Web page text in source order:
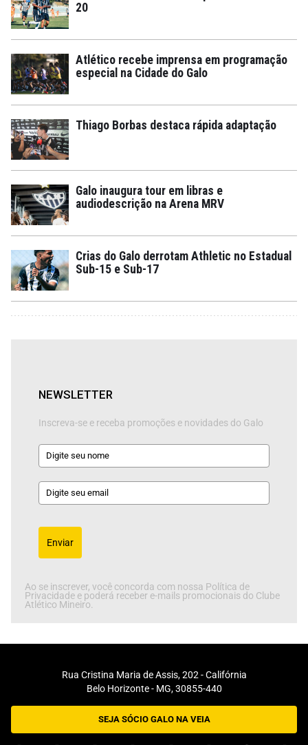
20
Atlético recebe imprensa em programação
especial na Cidade do Galo
Thiago Borbas destaca rápida adaptação
Galo inaugura tour em libras e
audiodescrição na Arena MRV
Crias do Galo derrotam Athletic no Estadual
Sub-15 e Sub-17
NEWSLETTER
Inscreva-se e receba promoções e novidades do Galo
Enviar
Ao se inscrever, você concorda com nossa Política de
Privacidade e poderá receber e-mails promocionais do Clube
Atlético Mineiro.
Rua Cristina Maria de Assis, 202 - Califórnia
Belo Horizonte - MG, 30855-440
SEJA SÓCIO GALO NA VEIA